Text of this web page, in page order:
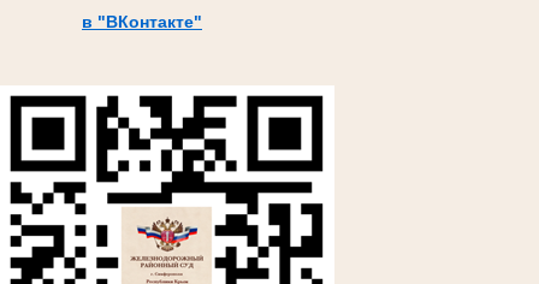
в "ВКонтакте"